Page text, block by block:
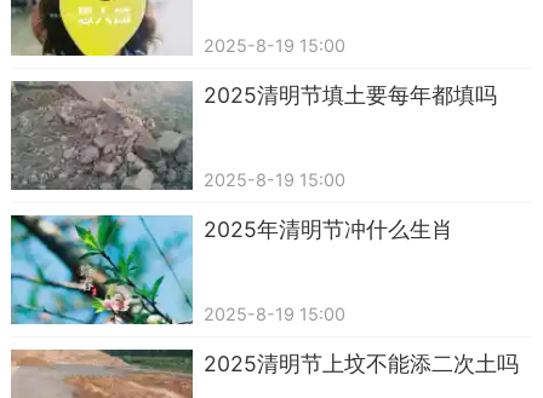
2025-8-19 15:00
2025清明节填土要每年都填吗
2025-8-19 15:00
2025年清明节冲什么生肖
2025-8-19 15:00
2025清明节上坟不能添二次土吗